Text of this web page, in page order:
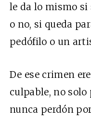
le da lo mismo
o no, si queda
pedófilo o un
De ese crimen
culpable, no
nunca perdón